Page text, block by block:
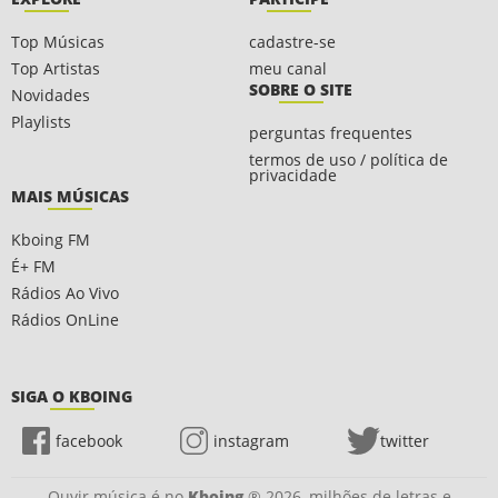
Top Músicas
Top Artistas
Novidades
Playlists
cadastre-se
meu canal
SOBRE O SITE
perguntas frequentes
termos de uso / política de
privacidade
MAIS MÚSICAS
Kboing FM
É+ FM
Rádios Ao Vivo
Rádios OnLine
SIGA O KBOING
facebook instagram twitter